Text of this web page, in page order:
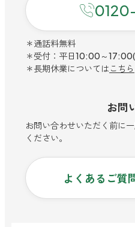
＊通話料無料
＊受付：平日10:00～
＊長期休業については こちら
お問
お問い合わせいただく前に
ください。
よくあるご質